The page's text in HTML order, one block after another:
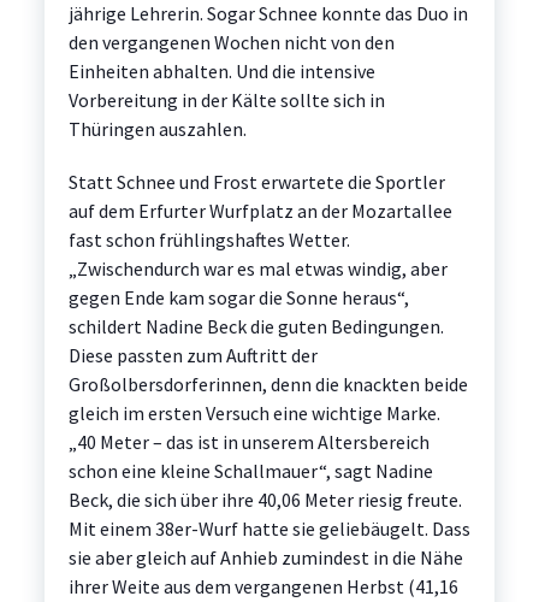
jährige Lehrerin. Sogar Schnee konnte das Duo in
den vergangenen Wochen nicht von den
Einheiten abhalten. Und die intensive
Vorbereitung in der Kälte sollte sich in
Thüringen auszahlen.
Statt Schnee und Frost erwartete die Sportler
auf dem Erfurter Wurfplatz an der Mozartallee
fast schon frühlingshaftes Wetter.
„Zwischendurch war es mal etwas windig, aber
gegen Ende kam sogar die Sonne heraus“,
schildert Nadine Beck die guten Bedingungen.
Diese passten zum Auftritt der
Großolbersdorferinnen, denn die knackten beide
gleich im ersten Versuch eine wichtige Marke.
„40 Meter – das ist in unserem Altersbereich
schon eine kleine Schallmauer“, sagt Nadine
Beck, die sich über ihre 40,06 Meter riesig freute.
Mit einem 38er-Wurf hatte sie geliebäugelt. Dass
sie aber gleich auf Anhieb zumindest in die Nähe
ihrer Weite aus dem vergangenen Herbst (41,16